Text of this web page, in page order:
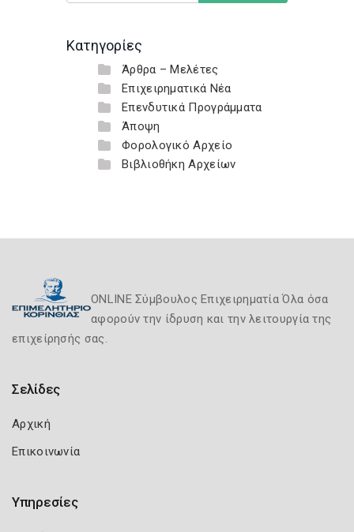
Κατηγορίες
Άρθρα – Μελέτες
Επιχειρηματικά Νέα
Επενδυτικά Προγράμματα
Άποψη
Φορολογικό Αρχείο
Βιβλιοθήκη Αρχείων
ONLINE Σύμβουλος Επιχειρηματία Όλα όσα
αφορούν την ίδρυση και την λειτουργία της
επιχείρησής σας.
Σελίδες
Αρχική
Επικοινωνία
Υπηρεσίες